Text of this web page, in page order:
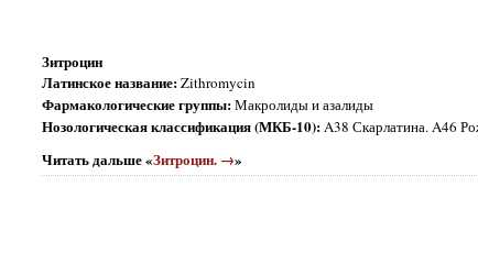
Зитроцин
Латинское название:Zithromycin
Фармакологические группы:Макролиды и азалиды
Нозологическая классификация (МКБ-10):A38 Скарлатина. A46
Читать дальше «Зитроцин. →»